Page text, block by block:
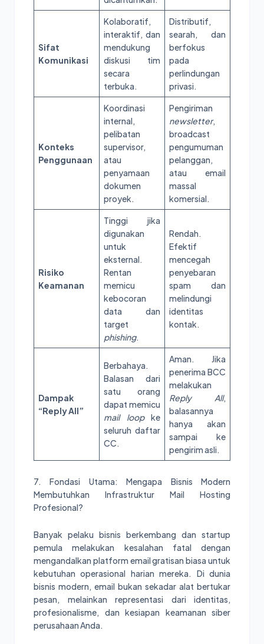
Sifat
Komunikasi
Kolaboratif,
interaktif, dan
mendukung
diskusi tim
secara
terbuka.
Distributif,
searah, dan
berfokus
pada
perlindungan
privasi.
Konteks
Penggunaan
Koordinasi
internal,
pelibatan
supervisor,
atau
penyamaan
dokumen
proyek.
Pengiriman
newsletter,
broadcast
pengumuman
pelanggan,
atau email
massal
komersial.
Risiko
Keamanan
Tinggi jika
digunakan
untuk
eksternal.
Rentan
memicu
kebocoran
data dan
target
phishing.
Rendah.
Efektif
mencegah
penyebaran
spam dan
melindungi
identitas
kontak.
Dampak
“Reply All”
Berbahaya.
Balasan dari
satu orang
dapat memicu
mail loopke
seluruh daftar
CC.
Aman. Jika
penerima BCC
melakukan
Reply All,
balasannya
hanya akan
sampai ke
pengirim asli.
7. Fondasi Utama: Mengapa Bisnis Modern
Membutuhkan Infrastruktur Mail Hosting
Profesional?
Banyak pelaku bisnis berkembang dan startup
pemula melakukan kesalahan fatal dengan
mengandalkan platform email gratisan biasa untuk
kebutuhan operasional harian mereka. Di dunia
bisnis modern, email bukan sekadar alat bertukar
pesan, melainkan representasi dari identitas,
profesionalisme, dan kesiapan keamanan siber
perusahaan Anda.